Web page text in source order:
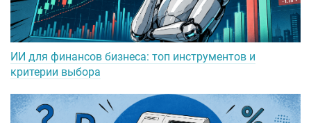
ИИ для финансов бизнеса: топ инструментов и
критерии выбора